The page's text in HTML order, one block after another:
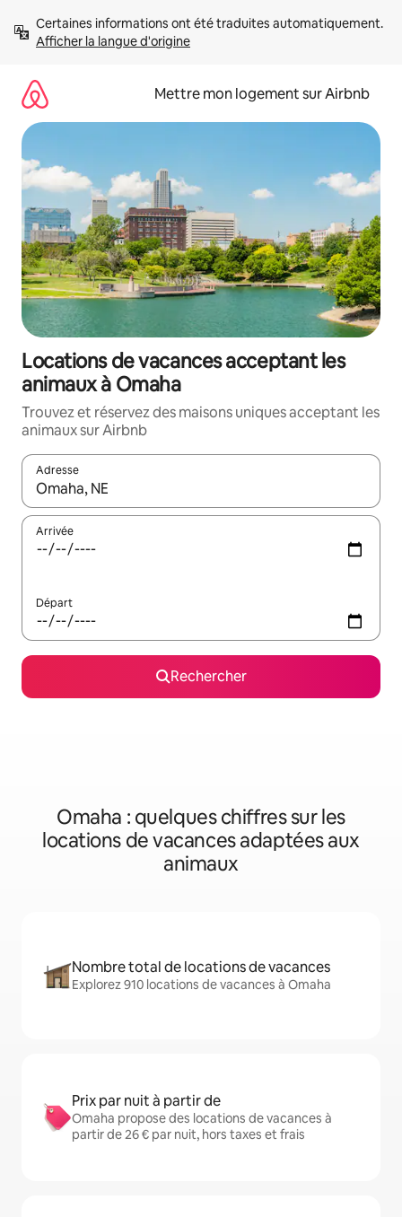
directement
Afficher la langue d'origine
Mettre mon logement sur Airbnb
Locations de vacances acceptant les
animaux à Omaha
Trouvez et réservez des maisons uniques acceptant les
animaux sur Airbnb
Adresse
Lorsque les résultats s'affichent, utilisez les flèches vers le
Arrivée
Départ
Rechercher
Omaha : quelques chiffres sur les
locations de vacances adaptées aux
animaux
Nombre total de locations de vacances
Explorez 910 locations de vacances à Omaha
Prix par nuit à partir de
Omaha propose des locations de vacances à
partir de 26 € par nuit, hors taxes et frais